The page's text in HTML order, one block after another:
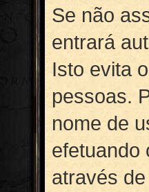
Se não
entrará
Isto evita
pessoas.
nome de
efetuando
através